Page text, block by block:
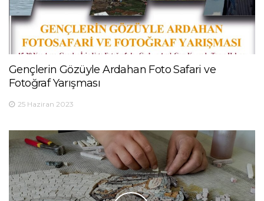
Gençlerin Gözüyle Ardahan Foto Safari ve
Fotoğraf Yarışması
25 Haziran 2023